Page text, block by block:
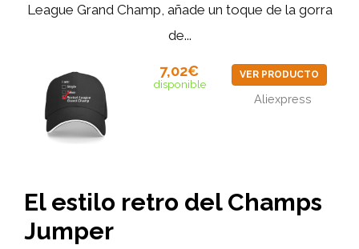
League Grand Champ, añade un toque de la gorra
de...
7,02€
disponible
VER PRODUCTO
Aliexpress
El estilo retro del Champs
Jumper